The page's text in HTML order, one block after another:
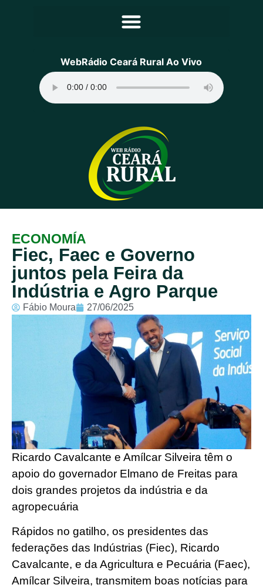
Principal
Programação
Equipe
Contato
Sobre
WebRádio Ceará Rural Ao Vivo
ECONOMÍA
Fiec, Faec e Governo
juntos pela Feira da
Indústria e Agro Parque
Fábio Moura 27/06/2025
Ricardo Cavalcante e Amílcar Silveira têm o
apoio do governador Elmano de Freitas para
dois grandes projetos da indústria e da
agropecuária
Rápidos no gatilho, os presidentes das
federações das Indústrias (Fiec), Ricardo
Cavalcante, e da Agricultura e Pecuária (Faec),
Amílcar Silveira, transmitem boas notícias para